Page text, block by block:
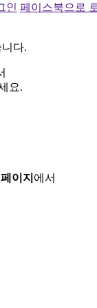
인 페이스북으로
다.
요.
이지 에서